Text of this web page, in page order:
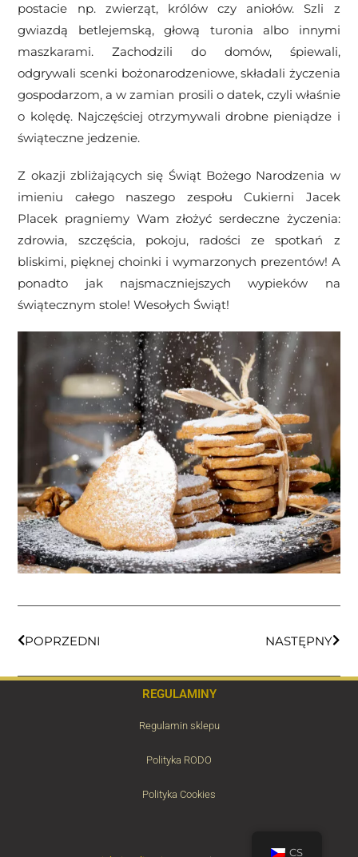
postacie np. zwierząt, królów czy aniołów. Szli z
gwiazdą betlejemską, głową turonia albo innymi
maszkarami. Zachodzili do domów, śpiewali,
odgrywali scenki bożonarodzeniowe, składali życzenia
gospodarzom, a w zamian prosili o datek, czyli właśnie
o kolędę. Najczęściej otrzymywali drobne pieniądze i
świąteczne jedzenie.
Z okazji zbliżających się Świąt Bożego Narodzenia w
imieniu całego naszego zespołu Cukierni Jacek
Placek pragniemy Wam złożyć serdeczne życzenia:
zdrowia, szczęścia, pokoju, radości ze spotkań z
bliskimi, pięknej choinki i wymarzonych prezentów! A
ponadto jak najsmaczniejszych wypieków na
świątecznym stole! Wesołych Świąt!
POPRZEDNI NASTĘPNY
REGULAMINY
Regulamin sklepu
Polityka RODO
Polityka Cookies
CS